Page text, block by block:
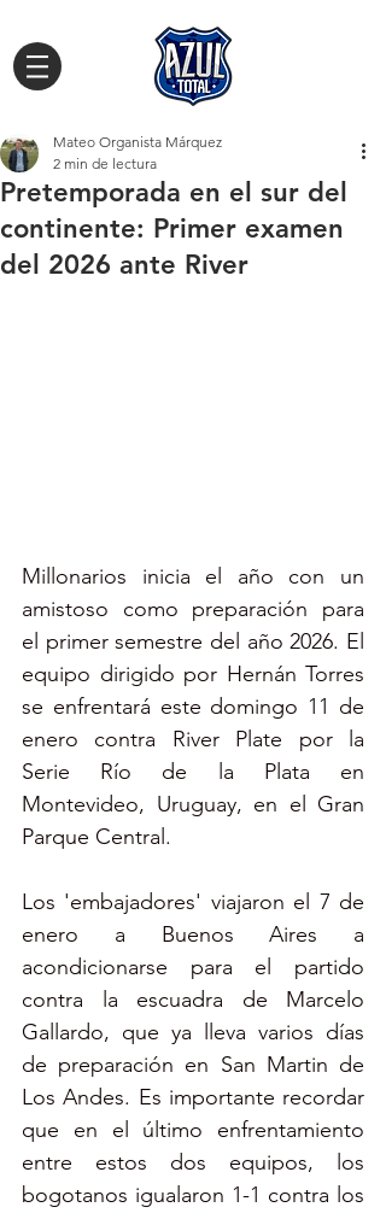
Pretemporada en el sur del
continente: Primer examen
del 2026 ante River
Mateo Organista Márquez
2 min de lectura
Millonarios inicia el año con un
amistoso como preparación para
el primer semestre del año 2026. El
equipo dirigido por Hernán Torres
se enfrentará este domingo 11 de
enero contra River Plate por la
Serie Río de la Plata en
Montevideo, Uruguay, en el Gran
Parque Central.
Los 'embajadores' viajaron el 7 de
enero a Buenos Aires a
acondicionarse para el partido
contra la escuadra de Marcelo
Gallardo, que ya lleva varios días
de preparación en San Martin de
Los Andes. Es importante recordar
que en el último enfrentamiento
entre estos dos equipos, los
bogotanos igualaron 1-1 contra los